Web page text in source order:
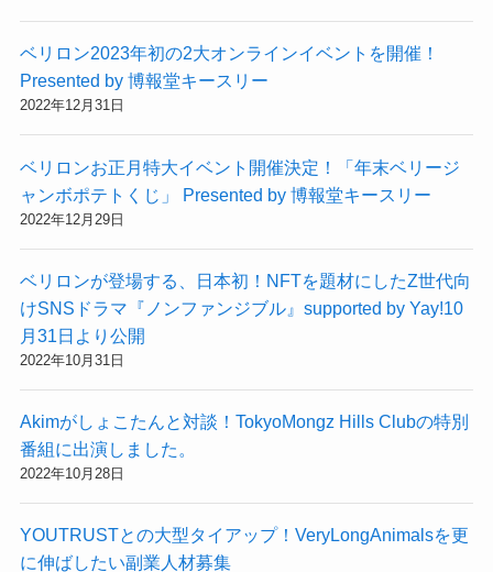
ベリロン2023年初の2大オンラインイベントを開催！
Presented by 博報堂キースリー
2022年12月31日
ベリロンお正月特大イベント開催決定！「年末ベリージ
ャンボポテトくじ」 Presented by 博報堂キースリー
2022年12月29日
ベリロンが登場する、日本初！NFTを題材にしたZ世代向
けSNSドラマ『ノンファンジブル』supported by Yay!10
月31日より公開
2022年10月31日
Akimがしょこたんと対談！TokyoMongz Hills Clubの特別
番組に出演しました。
2022年10月28日
YOUTRUSTとの大型タイアップ！VeryLongAnimalsを更
に伸ばしたい副業人材募集